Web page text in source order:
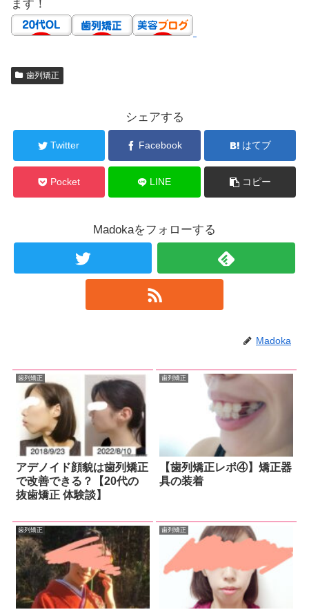
ます！
歯列矯正
シェアする
Twitter Facebook はてブ
Pocket LINE コピー
Madokaをフォローする
Madoka
歯列矯正
アデノイド顔貌は歯列矯正
で改善できる？【20代の
抜歯矯正 体験談】
歯列矯正
【歯列矯正レポ④】矯正器
具の装着
歯列矯正 歯列矯正